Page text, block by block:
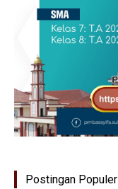
Postingan Populer